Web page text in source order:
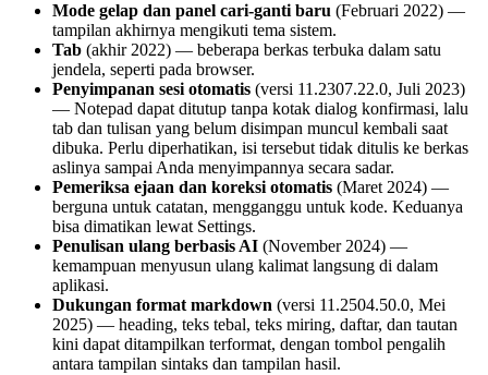
Mode gelap dan panel cari-ganti baru (Februari 2022) —
tampilan akhirnya mengikuti tema sistem.
Tab (akhir 2022) — beberapa berkas terbuka dalam satu
jendela, seperti pada browser.
Penyimpanan sesi otomatis (versi 11.2307.22.0, Juli 2023)
— Notepad dapat ditutup tanpa kotak dialog konfirmasi, lalu
tab dan tulisan yang belum disimpan muncul kembali saat
dibuka. Perlu diperhatikan, isi tersebut tidak ditulis ke berkas
aslinya sampai Anda menyimpannya secara sadar.
Pemeriksa ejaan dan koreksi otomatis (Maret 2024) —
berguna untuk catatan, mengganggu untuk kode. Keduanya
bisa dimatikan lewat Settings.
Penulisan ulang berbasis AI (November 2024) —
kemampuan menyusun ulang kalimat langsung di dalam
aplikasi.
Dukungan format markdown (versi 11.2504.50.0, Mei
2025) — heading, teks tebal, teks miring, daftar, dan tautan
kini dapat ditampilkan terformat, dengan tombol pengalih
antara tampilan sintaks dan tampilan hasil.